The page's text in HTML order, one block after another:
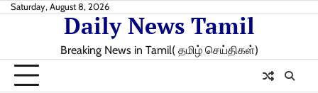
SkipSaturday, August 8, 2026
Daily News Tamil
Breaking News in Tamil( தமிழ் செய்திகள்)